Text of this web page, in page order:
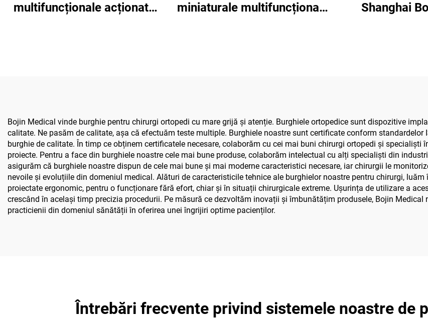
multifuncționale acționate
miniaturale multifuncționale
Shanghai
Bojin Medical vinde burghie pentru chirurgi ortopedi cu mare grijă și atenție. Burghiele ortopedice sunt dispozitive
calitate. Ne pasăm de calitate, așa că efectuăm teste multiple. Burghiele noastre sunt certificate conform
burghie de calitate. În timp ce obținem certificatele necesare, colaborăm cu cei mai buni chirurgi ortopedi și
proiecte. Pentru a face din burghiele noastre cele mai bune produse, colaborăm intelectual cu alți specialiști din
asigurăm că burghiele noastre dispun de cele mai bune și mai moderne caracteristici necesare, iar chirurgii le
nevoile și evoluțiile din domeniul medical. Alături de caracteristicile tehnice ale burghielor noastre pentru chirurgi,
proiectate ergonomic, pentru o funcționare fără efort, chiar și în situații chirurgicale extreme. Ușurința de utilizare a
crescând în același timp precizia procedurii. Pe măsură ce dezvoltăm inovații și îmbunătățim produsele, Bojin
practicienii din domeniul sănătății în oferirea unei îngrijiri optime pacienților.
Întrebări frecvente privind sistemele noastre de